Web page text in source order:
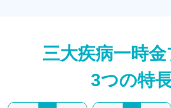
三大疾病一時
3つの特